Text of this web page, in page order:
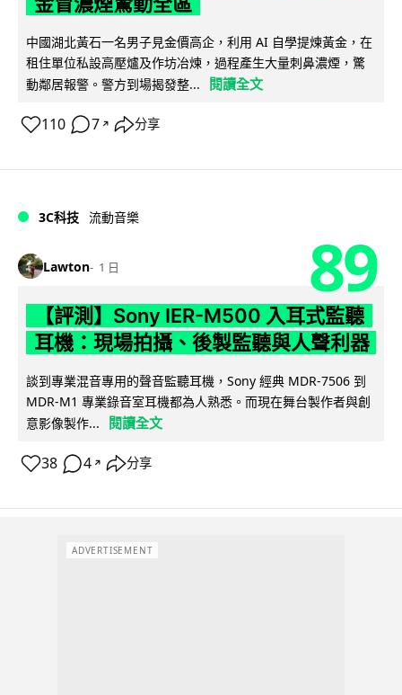
中國湖北黃石一名男子見金價高企，利用 AI 自學提煉黃金，在
租住單位私設高壓爐及作坊冶煉，過程產生大量刺鼻濃煙，驚
動鄰居報警。警方到場揭發整...
閱讀全文
110 7 ↗ 分享
3C科技 流動音樂
Lawton 1 日 89
【評測】Sony IER-M500 入耳式監聽
耳機：現場拍攝、後製監聽與人聲利器
談到專業混音專用的聲音監聽耳機，Sony 經典 MDR-7506 到
MDR-M1 專業錄音室耳機都為人熟悉。而現在舞台製作者與創
意影像製作...
閱讀全文
38 4 ↗ 分享
ADVERTISEMENT